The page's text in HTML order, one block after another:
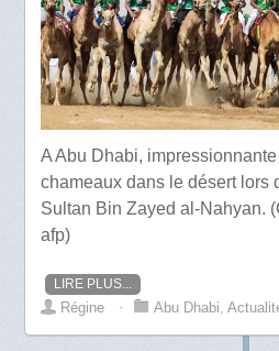
A Abu Dhabi,
chameaux dans le désert lors
Sultan Bin Zayed al-Nahyan.
afp)
LIRE PLUS...
Régine ⋅ Abu Dhabi,